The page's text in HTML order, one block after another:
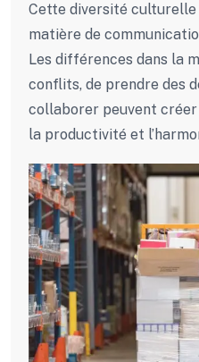
Cette diversité culturelle
matière de
Les différences dans la
conflits, de prendre des
collaborer peuvent
la productivité et